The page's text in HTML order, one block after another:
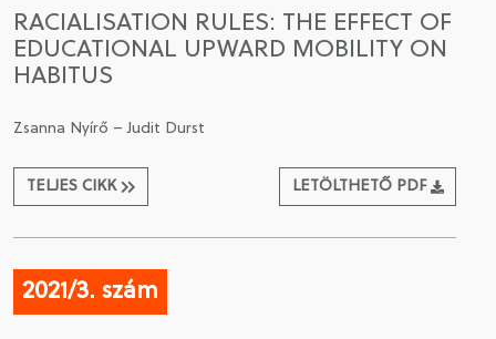
RACIALISATION RULES: THE EFFECT OF
EDUCATIONAL UPWARD MOBILITY ON
HABITUS
Zsanna Nyírő – Judit Durst
TELJES CIKK LETÖLTHETŐ PDF
2021/3. szám